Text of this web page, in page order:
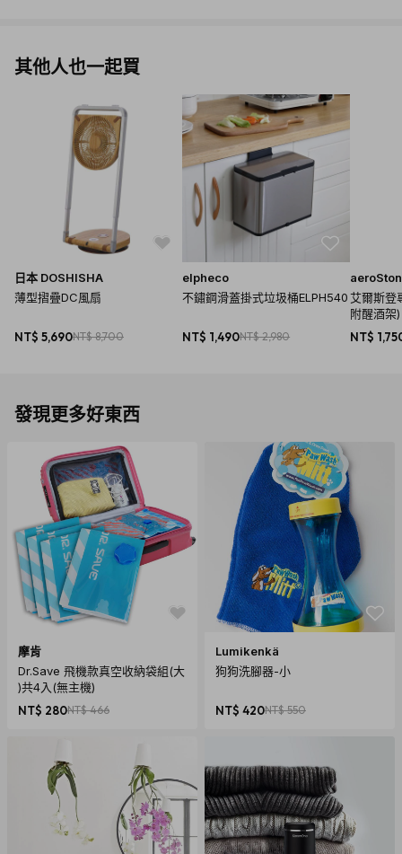
其他人也一起買
日本 DOSHISHA
薄型摺疊DC風扇
NT$ 5,690NT$ 8,700
elpheco
不鏽鋼滑蓋掛式垃圾桶ELPH540
NT$ 1,490NT$ 2,980
艾爾斯登
附醒酒架)
NT$
發現更多好東西
摩肯
Dr.Save 飛機款真空收納袋組(大
)共4入(無主機)
NT$ 280NT$ 466
Lumikenkä
狗狗洗腳器-小
NT$ 420NT$ 550